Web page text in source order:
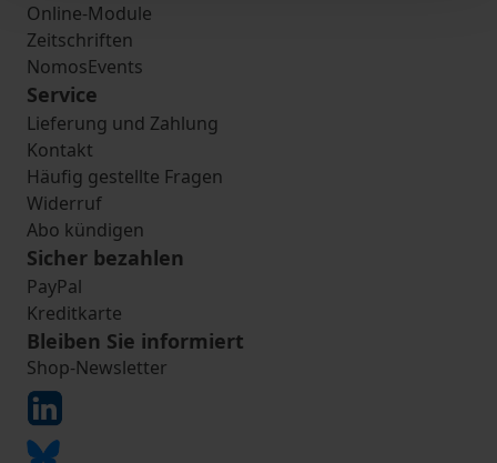
Online-Module
Zeitschriften
NomosEvents
Service
Lieferung und Zahlung
Kontakt
Häufig gestellte Fragen
Widerruf
Abo kündigen
Sicher bezahlen
PayPal
Kreditkarte
Bleiben Sie informiert
Shop-Newsletter